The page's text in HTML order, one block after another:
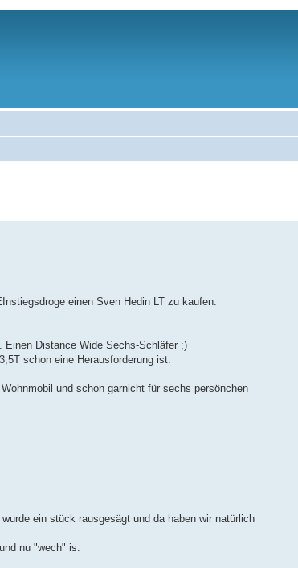
einen Sven Hedin LT zu kaufen.
Einen Distance Wide Sechs-Schläfer ;)
schon eine Herausforderung ist.
und schon garnicht für sechs persönchen
ein stück rausgesägt und da haben wir natürlich
nu "wech" is.